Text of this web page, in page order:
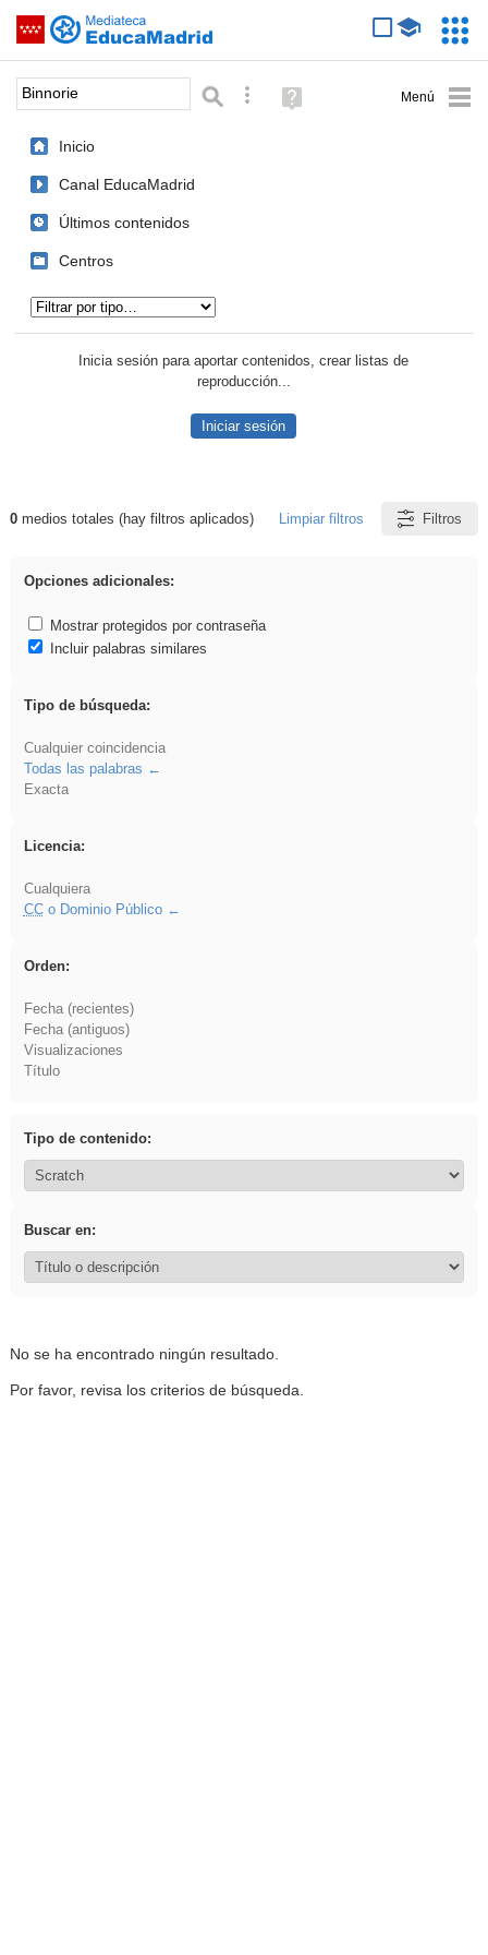
Saltar navegación
Palabra o frase: Búsqueda avanzada
Ayuda
(en
Inicio
Canal EducaMadrid
Últimos contenidos
Centros
Inicia sesión para aportar contenidos, crear listas de
reproducción...
Iniciar sesión
Resultados de: Binnorie
0medios totales (hay filtros aplicados) Limpiar filtros Filtros
Opciones adicionales:
Mostrar protegidos por contraseña
Incluir palabras similares
Tipo de búsqueda:
Cualquier coincidencia
Todas las palabras
Exacta
Licencia:
Cualquiera
CCo Dominio Público
Orden:
Fecha (recientes)
Fecha (antiguos)
Visualizaciones
Título
Tipo de contenido:
Buscar en:
No se ha encontrado ningún resultado.
Por favor, revisa los criterios de búsqueda.